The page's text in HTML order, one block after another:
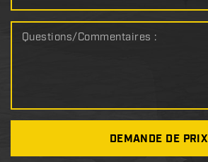
Questions/Commentaires :
DEMANDE DE PRIX